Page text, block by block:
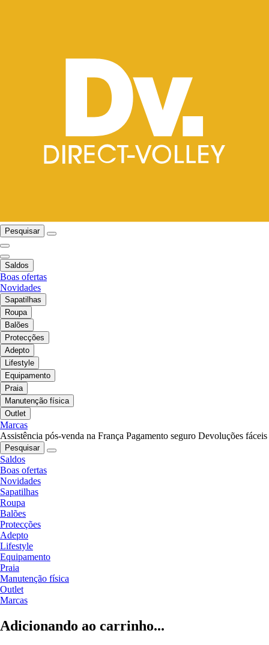
Pesquisar
Saldos
Boas ofertas
Novidades
Sapatilhas
Roupa
Balões
Protecções
Adepto
Lifestyle
Equipamento
Praia
Manutenção física
Outlet
Marcas
Assistência pós-venda na França Pagamento seguro Devoluções fáceis
Pesquisar
Saldos
Boas ofertas
Novidades
Sapatilhas
Roupa
Balões
Protecções
Adepto
Lifestyle
Equipamento
Praia
Manutenção física
Outlet
Marcas
Adicionando ao carrinho...